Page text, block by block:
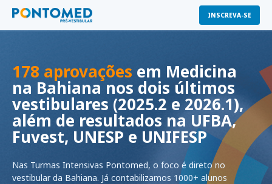
INSCREVA-SE
178 aprovações em Medicina
na Bahiana nos dois últimos
vestibulares (2025.2 e 2026.1),
além de resultados na UFBA,
Fuvest, UNESP e UNIFESP
Nas Turmas Intensivas Pontomed, o foco é direto no
vestibular da Bahiana. Já contabilizamos 1000+ alunos